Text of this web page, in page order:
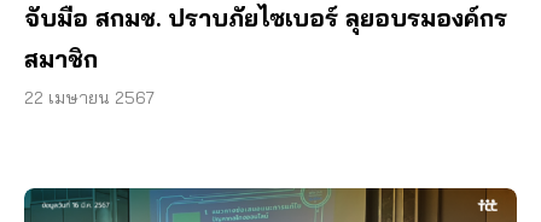
จับมือ สกมช. ปราบภัยไซเบอร์ ลุยอบรมองค์กร
สมาชิก
22 เมษายน 2567